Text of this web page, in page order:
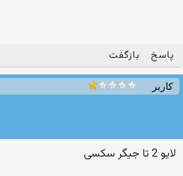
پاسخ بازگفت
کاربر
لایو 2 تا جیگر سکسی